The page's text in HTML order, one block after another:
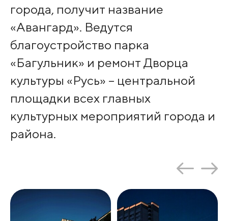
города, получит название
«Авангард». Ведутся
благоустройство парка
«Багульник» и ремонт Дворца
культуры «Русь» – центральной
площадки всех главных
культурных мероприятий города и
района.